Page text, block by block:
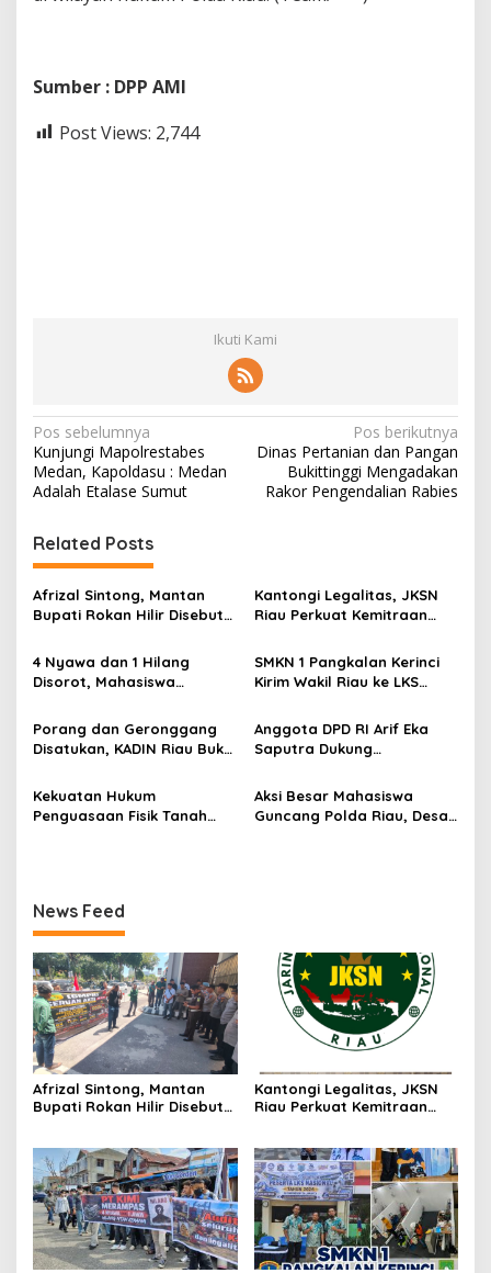
Sumber : DPP AMI
Post Views: 2,744
Ikuti Kami
N
a
v
i
g
a
s
i
p
s
Pos sebelumnya
Kunjungi Mapolrestabes
Medan, Kapoldasu : Medan
Adalah Etalase Sumut
Pos berikutnya
Dinas Pertanian dan Pangan
Bukittinggi Mengadakan
Rakor Pengendalian Rabies
Related Posts
Afrizal Sintong, Mantan
Bupati Rokan Hilir Disebut
Diterima Kejati, GMPR
Desak Usut Dividen Rp331,7
Kantongi Legalitas, JKSN
Riau Perkuat Kemitraan
Ketahanan Bangsa
4 Nyawa dan 1 Hilang
Disorot, Mahasiswa
Pelindo
SMKN 1 Pangkalan Kerinci
Kirim Wakil Riau ke LKS
Porang dan Geronggang
Disatukan, KADIN Riau Buka
Bengkalis
Anggota DPD RI Arif Eka
Saputra Dukung
Pekanbaru Youth
Kekuatan Hukum
Penguasaan Fisik Tanah
Aksi Besar Mahasiswa
Guncang Polda Riau, Desak
News Feed
Afrizal Sintong, Mantan
Bupati Rokan Hilir Disebut
Desak Usut Dividen Rp331,7
Miliar
Kantongi Legalitas, JKSN
Riau Perkuat Kemitraan